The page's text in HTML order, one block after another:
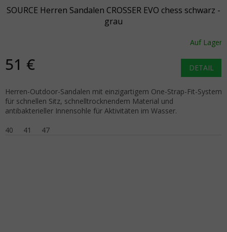
SOURCE Herren Sandalen CROSSER EVO chess schwarz -
grau
Auf Lager
51 € DETAIL
Herren-Outdoor-Sandalen mit einzigartigem One-Strap-Fit-System
für schnellen Sitz, schnelltrocknendem Material und
antibakterieller Innensohle für Aktivitäten im Wasser.
40
41 47